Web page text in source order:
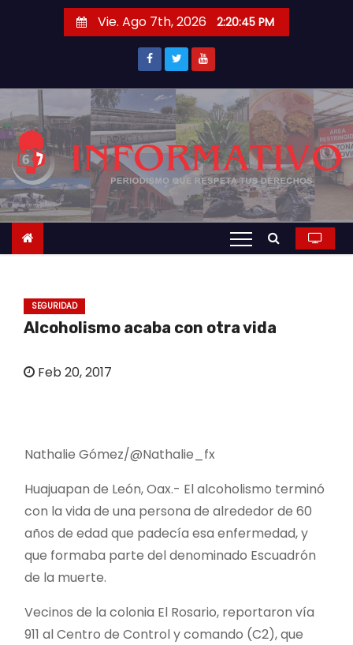
r
a
c
o
t
Vie. Ago 7th, 2026 2:20:45 PM
SEGURIDAD
Alcoholismo acaba con otra vida
Feb 20, 2017
Nathalie Gómez/@Nathalie_fx
Huajuapan de León, Oax.- El alcoholismo terminó
con la vida de una persona de alrededor de 60
años de edad que padecía esa enfermedad, y
que formaba parte del denominado Escuadrón
de la muerte.
Vecinos de la colonia El Rosario, reportaron vía
911 al Centro de Control y comando (C2), que